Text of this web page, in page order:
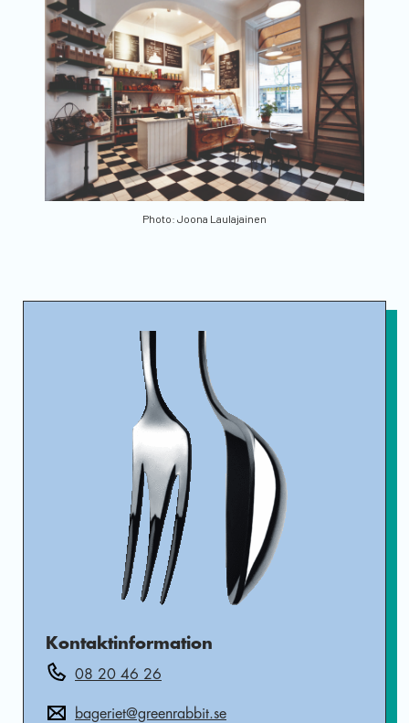
Photo: Joona Laulajainen
Kontaktinformation
08 20 46 26
bageriet@greenrabbit.se